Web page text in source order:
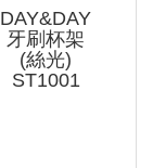
DAY&DAY
牙刷杯架
(絲光)
ST1001